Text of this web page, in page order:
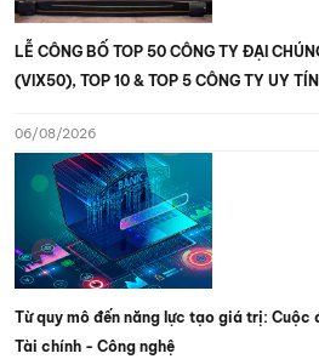
LỄ CÔNG BỐ TOP 50 CÔNG TY ĐẠI
(VIX50), TOP 10 & TOP 5 CÔNG TY UY
06/08/2026
Từ quy mô đến năng lực tạo giá trị: Cuộc
Tài chính - Công nghệ